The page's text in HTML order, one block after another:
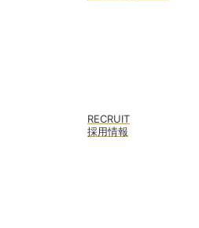
RECRUIT
採用情報